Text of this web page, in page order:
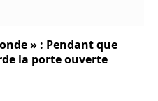
» : Pendant que
la porte ouverte